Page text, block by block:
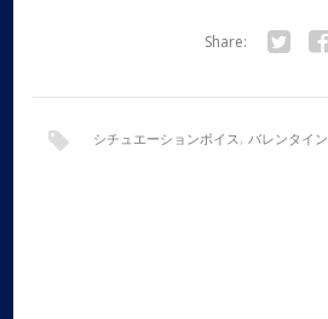
Share:
シチュエーションボイス, バレンタイン